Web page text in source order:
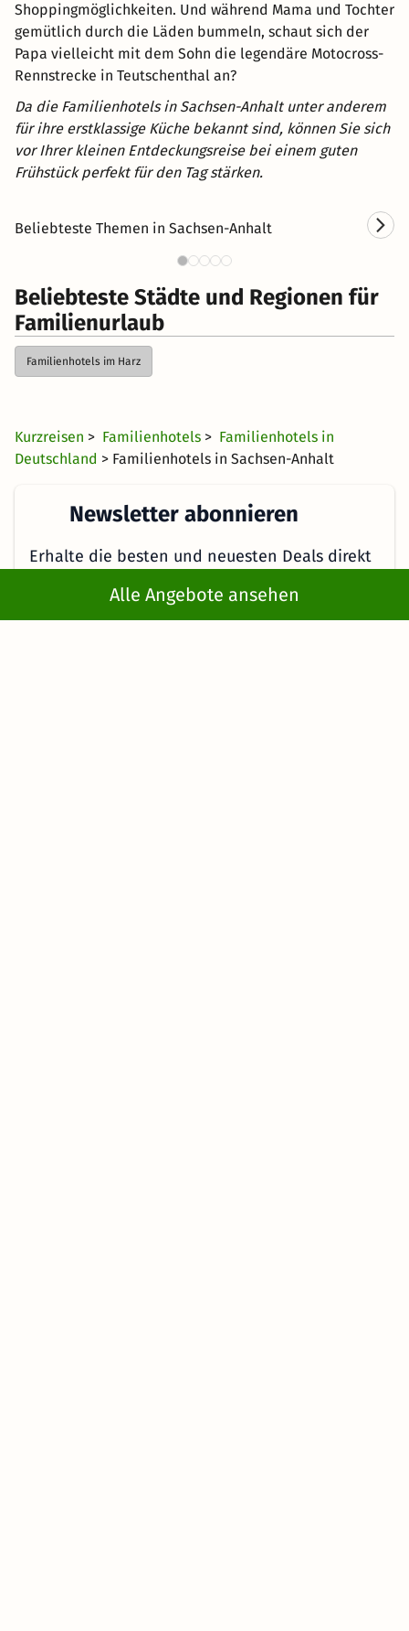
Alle Angebote ansehen
Shoppingmöglichkeiten. Und während Mama und Tochter
gemütlich durch die Läden bummeln, schaut sich der
Papa vielleicht mit dem Sohn die legendäre Motocross-
Rennstrecke in Teutschenthal an?
Da die Familienhotels in Sachsen-Anhalt unter anderem
für ihre erstklassige Küche bekannt sind, können Sie sich
vor Ihrer kleinen Entdeckungsreise bei einem guten
Frühstück perfekt für den Tag stärken.
Beliebteste Themen in Sachsen-Anhalt
Beliebteste Städte und Regionen für
Familienurlaub
Familienhotels im Harz
Kurzreisen > Familienhotels > Familienhotels in
Deutschland > Familienhotels in Sachsen-Anhalt
Newsletter abonnieren
Erhalte die besten und neuesten Deals direkt